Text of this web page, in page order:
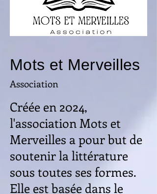
Mots et Merveilles
Association
Créée en 2024,
l'association Mots et
Merveilles a pour but de
soutenir la littérature
sous toutes ses formes.
Elle est basée dans le